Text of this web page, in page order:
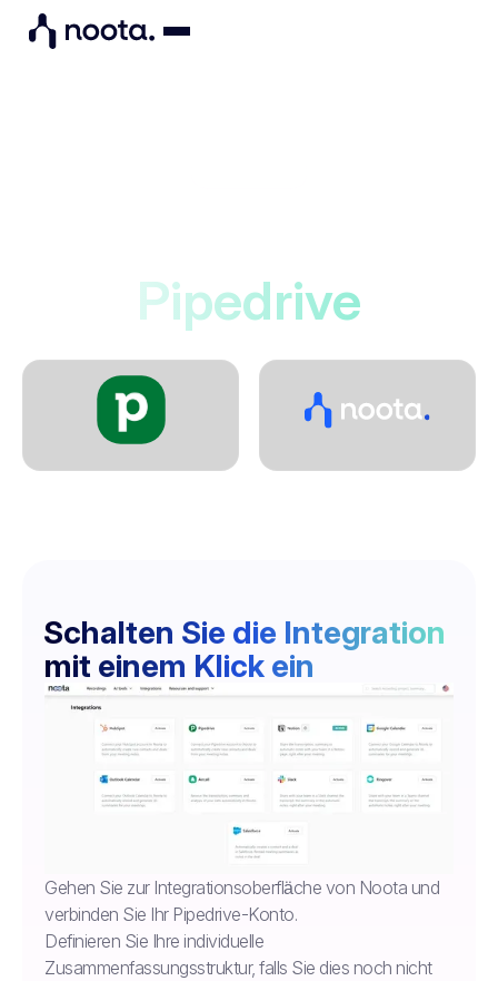
Pipedrive
Schalten Sie die Integration
mit einem Klick ein
Gehen Sie zur Integrationsoberfläche von Noota und
verbinden Sie Ihr Pipedrive-Konto.
Definieren Sie Ihre individuelle
Zusammenfassungsstruktur, falls Sie dies noch nicht